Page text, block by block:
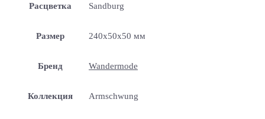
Расцветка Sandburg
Размер 240x50x50 мм
Бренд Wandermode
Коллекция Armschwung